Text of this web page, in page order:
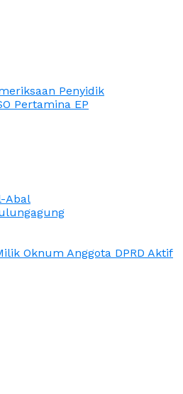
Penyidik
Pertamina EP
Abal
Oknum Anggota DPRD Aktif